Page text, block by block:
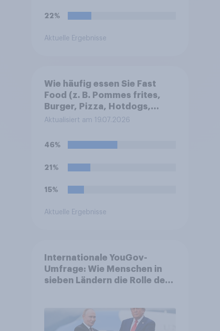
22%
Aktuelle Ergebnisse
Wie häufig essen Sie Fast
Food (z. B. Pommes frites,
Burger, Pizza, Hotdogs,
Chicken Nuggets oder
Aktualisiert am 19.07.2026
46%
21%
15%
Aktuelle Ergebnisse
Internationale YouGov-
Umfrage: Wie Menschen in
sieben Ländern die Rolle der
Bedrohungen und Bündnisse
bewerten